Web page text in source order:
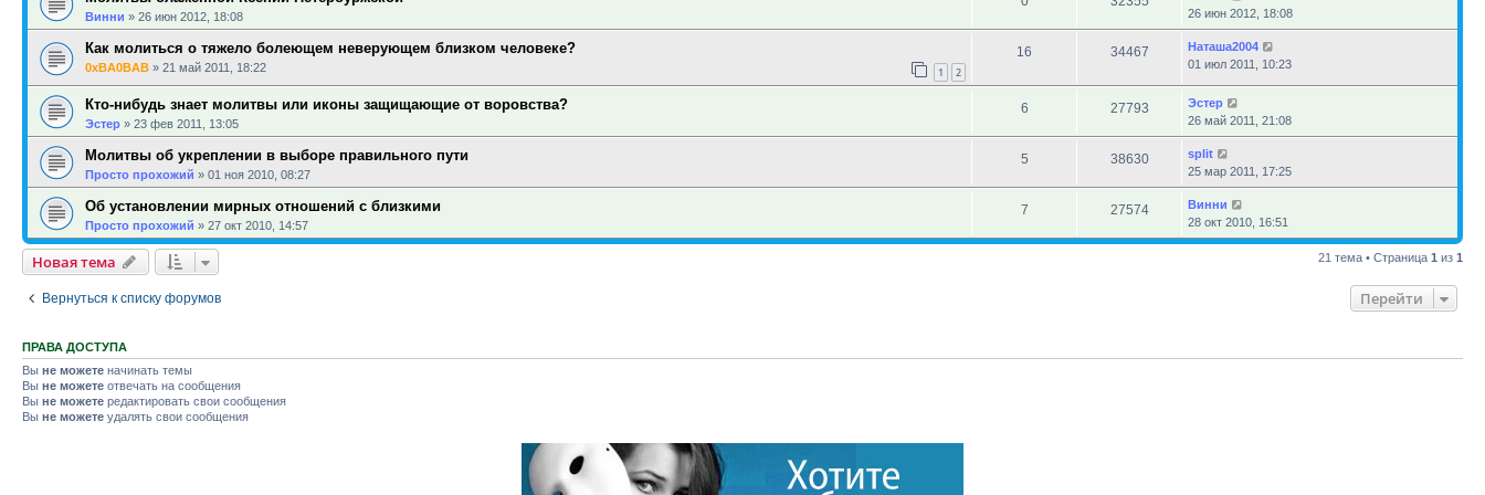
Винни » 26 июн 2012, 18:08
26 июн 2012, 18:08
Как молиться о тяжело болеющем неверующем близком человеке?
0xBA0BAB » 21 май 2011, 18:22 1 2
16 34467
Наташа2004
01 июл 2011, 10:23
Кто-нибудь знает молитвы или иконы защищающие от воровства?
Эстер » 23 фев 2011, 13:05
6 27793
Эстер
26 май 2011, 21:08
Молитвы об укреплении в выборе правильного пути
Просто прохожий » 01 ноя 2010, 08:27
5 38630
sрlit
25 мар 2011, 17:25
Об установлении мирных отношений с близкими
Просто прохожий » 27 окт 2010, 14:57
7 27574
Винни
28 окт 2010, 16:51
Новая тема 21 тема • Страница 1 из 1
Вернуться к списку форумов Перейти
ПРАВА ДОСТУПА
Вы не можете начинать темы
Вы не можете отвечать на сообщения
Вы не можете редактировать свои сообщения
Вы не можете удалять свои сообщения